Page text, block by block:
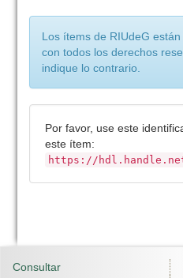
Los ítems de RIUdeG
con todos los derechos
indique lo contrario.
Por favor, use este
este ítem:
https://
Consultar